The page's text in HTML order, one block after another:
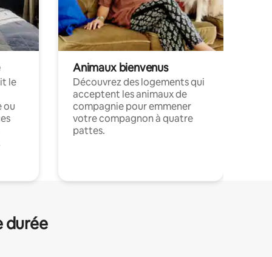
le
ou
Animaux bienvenus
Découvrez des logements qui
acceptent les animaux de
compagnie pour emmener
votre compagnon à quatre
pattes.
durée